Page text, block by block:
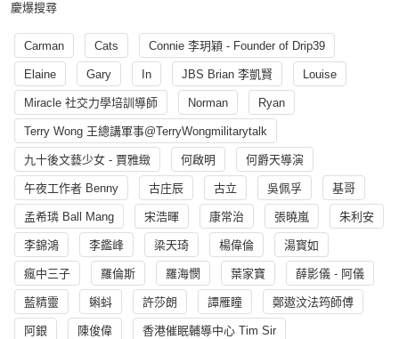
慶爆搜尋
Carman Cats Connie 李玥穎 - Founder of Drip39
Elaine Gary In JBS Brian 李凱賢 Louise
Miracle 社交力學培訓導師 Norman Ryan
Terry Wong 王總講軍事@TerryWongmilitarytalk
九十後文藝少女 - 賈雅緻 何啟明 何爵天導演
午夜工作者 Benny 古庄辰 古立 吳佩孚 基哥
孟希璘 Ball Mang 宋浩暉 康常治 張曉嵐 朱利安
李錦鴻 李鑑峰 梁天琦 楊偉倫 湯寳如
瘋中三子 羅倫斯 羅海憫 葉家寶 薛影儀 - 阿儀
藍精靈 蝌蚪 許莎朗 譚雁瞳 鄭遨汶法筠師傅
阿銀 陳俊偉 香港催眠輔導中心 Tim Sir